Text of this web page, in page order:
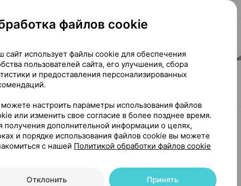
ферментные препараты. Полиферментные препараты
(произведен из ткани поджелудочной железы
кишечнорастворимой оболочкой (стойкой к
файлов cookie
сайт использует файлы cookie для обеспечения
пользователей сайта, его улучшения, сбора
и предоставления персонализированных
настроить параметры использования файлов
или изменить свое согласие в более позднее время.
получения дополнительной информации о целях,
и порядке использования файлов cookie вы можете
с нашей Политикой обработки файлов cookie
Отклонить Принять